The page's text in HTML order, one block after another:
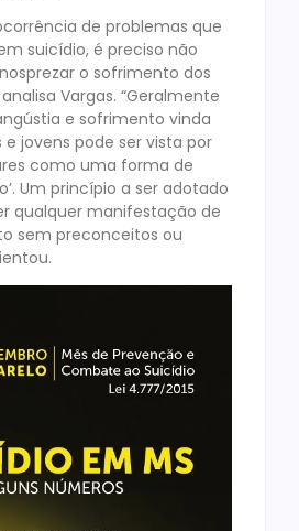
de problemas que
suicídio, é preciso não
o sofrimento dos
Vargas. “Geralmente
e sofrimento vinda
jovens pode ser vista por
como uma forma de
Um princípio a ser adotado
qualquer manifestação de
sem preconceitos ou